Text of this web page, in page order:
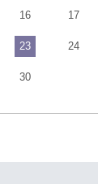
16 17
23 24
30